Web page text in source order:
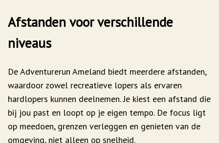
Afstanden voor verschillende
niveaus
De Adventurerun Ameland biedt meerdere afstanden,
waardoor zowel recreatieve lopers als ervaren
hardlopers kunnen deelnemen. Je kiest een afstand die
bij jou past en loopt op je eigen tempo. De focus ligt
op meedoen, grenzen verleggen en genieten van de
omgeving, niet alleen op snelheid.